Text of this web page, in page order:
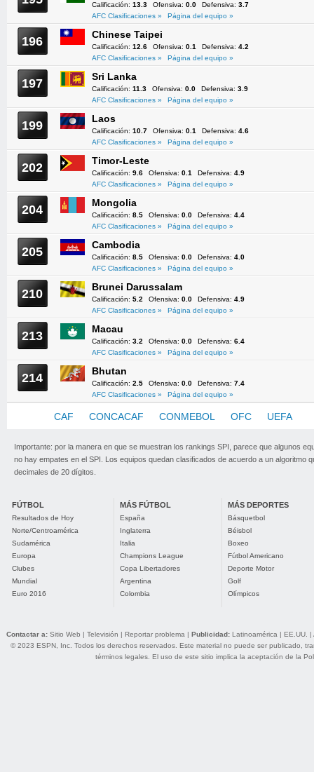
Calificación: 13.3 Ofensiva: 0.0 Defensiva: 3.7
AFC Clasificaciones »
Página del equipo »
196 Chinese Taipei
Calificación: 12.6 Ofensiva: 0.1 Defensiva: 4.2
AFC Clasificaciones »
Página del equipo »
197 Sri Lanka
Calificación: 11.3 Ofensiva: 0.0 Defensiva: 3.9
AFC Clasificaciones »
Página del equipo »
199 Laos
Calificación: 10.7 Ofensiva: 0.1 Defensiva: 4.6
AFC Clasificaciones »
Página del equipo »
202 Timor-Leste
Calificación: 9.6 Ofensiva: 0.1 Defensiva: 4.9
AFC Clasificaciones »
Página del equipo »
204 Mongolia
Calificación: 8.5 Ofensiva: 0.0 Defensiva: 4.4
AFC Clasificaciones »
Página del equipo »
205 Cambodia
Calificación: 8.5 Ofensiva: 0.0 Defensiva: 4.0
AFC Clasificaciones »
Página del equipo »
210 Brunei Darussalam
Calificación: 5.2 Ofensiva: 0.0 Defensiva: 4.9
AFC Clasificaciones »
Página del equipo »
213 Macau
Calificación: 3.2 Ofensiva: 0.0 Defensiva: 6.4
AFC Clasificaciones »
Página del equipo »
214 Bhutan
Calificación: 2.5 Ofensiva: 0.0 Defensiva: 7.4
AFC Clasificaciones »
Página del equipo »
CAF CONCACAF CONMEBOL OFC UEFA
Importante: por la manera en que se muestran los rankings SPI, parece que algunos
no hay empates en el SPI. Los equipos quedan clasificados de acuerdo a un algoritmo
decimales de 20 dígitos.
FÚTBOL
Resultados de Hoy
Norte/Centroamérica
Sudamérica
Europa
Clubes
Mundial
Euro 2016
MÁS FÚTBOL
España
Inglaterra
Italia
Champions League
Copa Libertadores
Argentina
Colombia
MÁS DEPORTES
Básquetbol
Béisbol
Boxeo
Fútbol Americano
Deporte Motor
Golf
Olímpicos
Contactar a: Sitio Web | Televisión | Reportar problema | Publicidad: Latinoamérica | EE.UU. |
© 2023 ESPN, Inc. Todos los derechos reservados. Este material no puede ser publicado,
términos legales. El uso de este sitio implica la aceptación de la